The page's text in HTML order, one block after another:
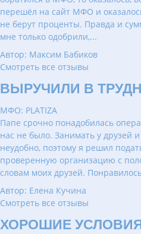
перешёл на сайт МФО и
не берут проценты. Правда и
мне только одобрили,...
Автор: Максим Бабиков
Смотреть все отзывы
ВЫРУЧИЛИ В
МФО: PLATIZA
Папе срочно понадобилась
нас не было. Занимать у друзей
неудобно, поэтому я решил
проверенную организацию с
словам моих друзей.
Автор: Елена Кучина
Смотреть все отзывы
ХОРОШИЕ